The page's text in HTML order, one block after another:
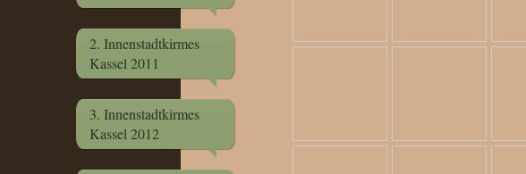
2. Innenstadtkirmes
Kassel 2011
3. Innenstadtkirmes
Kassel 2012